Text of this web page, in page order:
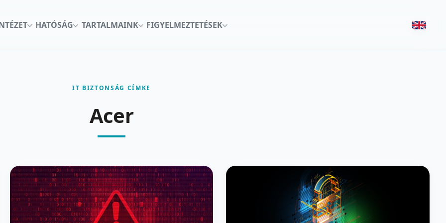
HATÓSÁG TARTALMAINK FIGYELMEZTETÉSEK
IT BIZTONSÁG CÍMKE
Acer